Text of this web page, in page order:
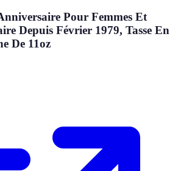
Pour Femmes Et
Depuis Février 1979, Tasse En
De 11oz